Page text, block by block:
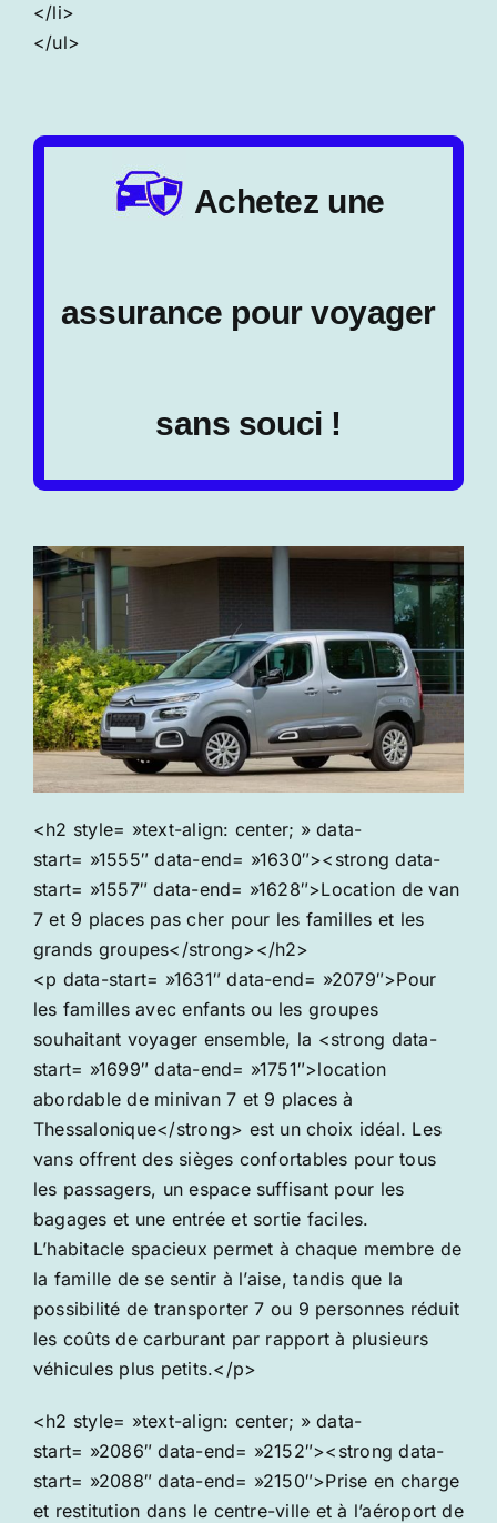
</li>
</ul>
Achetez une
assurance pour voyager
sans souci !
<h2 style= »text-align: center; » data-
start= »1555″ data-end= »1630″><strong data-
start= »1557″ data-end= »1628″>Location de van
7 et 9 places pas cher pour les familles et les
grands groupes</strong></h2>
<p data-start= »1631″ data-end= »2079″>Pour
les familles avec enfants ou les groupes
souhaitant voyager ensemble, la <strong data-
start= »1699″ data-end= »1751″>location
abordable de minivan 7 et 9 places à
Thessalonique</strong> est un choix idéal. Les
vans offrent des sièges confortables pour tous
les passagers, un espace suffisant pour les
bagages et une entrée et sortie faciles.
L’habitacle spacieux permet à chaque membre de
la famille de se sentir à l’aise, tandis que la
possibilité de transporter 7 ou 9 personnes réduit
les coûts de carburant par rapport à plusieurs
véhicules plus petits.</p>
<h2 style= »text-align: center; » data-
start= »2086″ data-end= »2152″><strong data-
start= »2088″ data-end= »2150″>Prise en charge
et restitution dans le centre-ville et à l’aéroport de